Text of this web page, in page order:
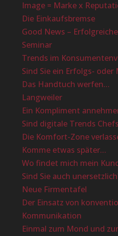
Image = Marke x
Die Einkaufsbremse
Good News –
Seminar
Trends im
Sind Sie ein Erfolgs-
Das Handtuch werfen…
Langweiler
Ein Kompliment
Sind digitale Trends
Die Komfort-Zone
Komme etwas später…
Wo findet mich mein
Sind Sie auch
Neue Firmentafel
Der Einsatz von
Kommunikation
Einmal zum Mond und